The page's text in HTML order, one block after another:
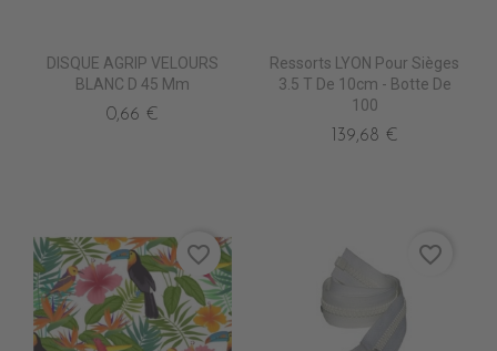
DISQUE AGRIP VELOURS
BLANC D 45 Mm
0,66 €
Ressorts LYON Pour Sièges
3.5 T De 10cm - Botte De
100
139,68 €
favorite_border favorite_border